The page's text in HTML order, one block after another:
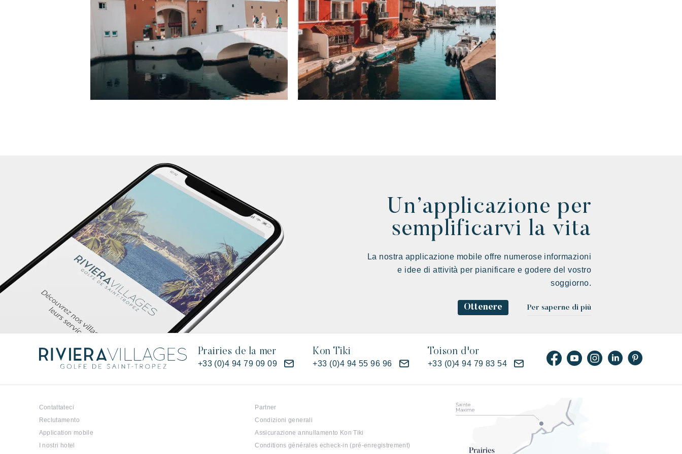
vista incredibile su Saint Tropez, una
posizione eccezionale.
idilliaco e un servizio eccezionale ai piedi
della famosa spiaggia di Pampelonne.
Un’applicazione per
semplificarvi la vita
La nostra applicazione mobile offre numerose informazioni
e idee di attività per pianificare e godere del vostro
soggiorno.
Ottenere Per saperne di più
Prairies de la mer
+33 (0)4 94 79 09 09
Kon Tiki
+33 (0)4 94 55 96 96
Toison d'or
+33 (0)4 94 79 83 54
Contattateci
Reclutamento
Application mobile
I nostri hotel
Partner
Condizioni generali
Assicurazione annullamento Kon Tiki
Conditions générales echeck-in (pré-enregistrement)